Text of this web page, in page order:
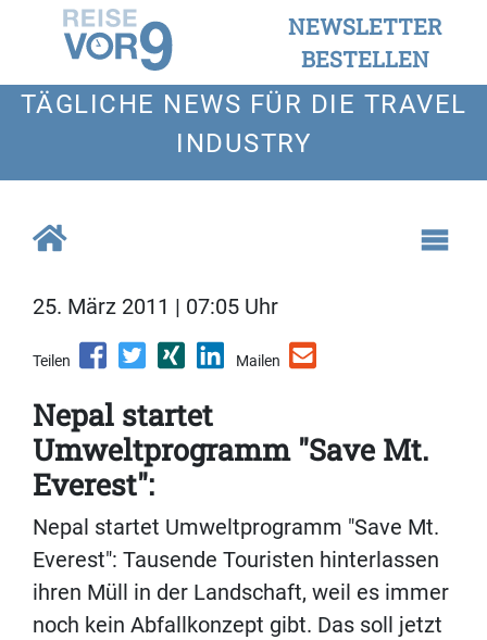
NEWSLETTER
BESTELLEN
TÄGLICHE NEWS FÜR DIE TRAVEL
INDUSTRY
25. März 2011 | 07:05 Uhr
Teilen Mailen
Nepal startet
Umweltprogramm "Save Mt.
Everest":
Nepal startet Umweltprogramm "Save Mt.
Everest": Tausende Touristen hinterlassen
ihren Müll in der Landschaft, weil es immer
noch kein Abfallkonzept gibt. Das soll jetzt